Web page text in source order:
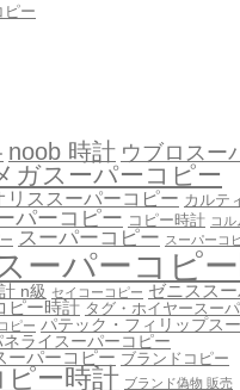
ピー
noob 時計 ウブロスー
ガスーパーコピー
リススーパーコピー カルテ
パーコピー コピー時計 コ
スーパーコピー スーパーコ
ーパーコピ
n級 セイコーコピー ゼニスス
ピー時計 タグ・ホイヤースー
ピー パテック・フィリップス
ネライスーパーコピー
ーパーコピー ブランドコピー
ー時計 ブランド偽物 販売